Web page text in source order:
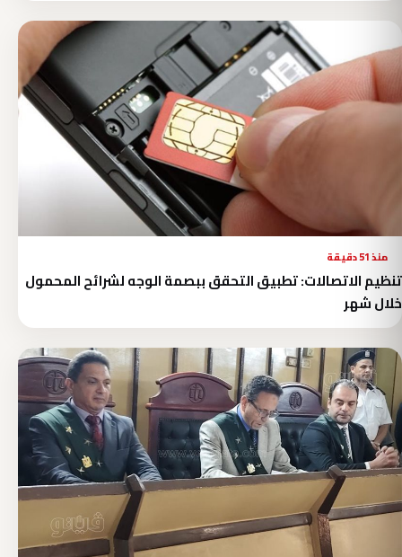
منذ 51 دقيقة
تنظيم الاتصالات: تطبيق التحقق ببصمة الوجه لشرائح المحمول
خلال شهر